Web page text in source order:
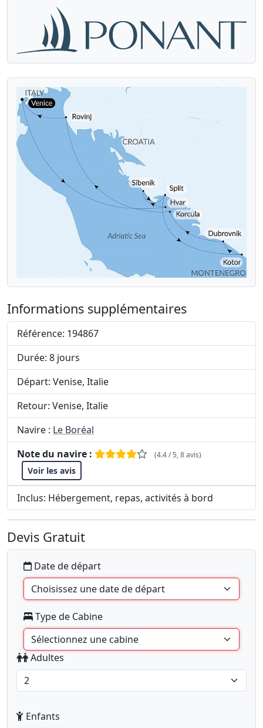
Informations supplémentaires
Référence: 194867
Durée: 8 jours
Départ: Venise, Italie
Retour: Venise, Italie
Navire : Le Boréal
Note du navire :
(4.4 / 5, 8 avis)
Voir les avis
Inclus: Hébergement, repas, activités à bord
Devis Gratuit
Date de départ
Type de Cabine
Adultes
Enfants